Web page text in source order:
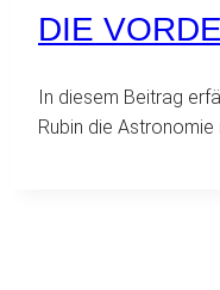
DIE
In diesem Beitrag
Rubin die